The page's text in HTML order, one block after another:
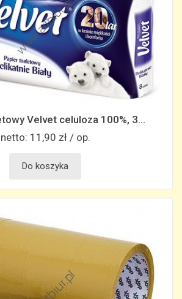
Velvet celuloza 100%, 3...
netto: 11,90 zł / op.
Do koszyka